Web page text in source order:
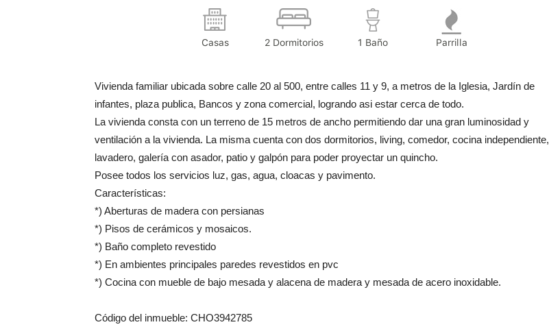
Casas 2 Dormitorios 1 Baño Parrilla
Vivienda familiar ubicada sobre calle 20 al 500, entre calles 11 y 9, a metros de la Iglesia, Jardín de
infantes, plaza publica, Bancos y zona comercial, logrando asi estar cerca de todo.
La vivienda consta con un terreno de 15 metros de ancho permitiendo dar una gran luminosidad y
ventilación a la vivienda. La misma cuenta con dos dormitorios, living, comedor, cocina independiente,
lavadero, galería con asador, patio y galpón para poder proyectar un quincho.
Posee todos los servicios luz, gas, agua, cloacas y pavimento.
Características:
*) Aberturas de madera con persianas
*) Pisos de cerámicos y mosaicos.
*) Baño completo revestido
*) En ambientes principales paredes revestidos en pvc
*) Cocina con mueble de bajo mesada y alacena de madera y mesada de acero inoxidable.
Código del inmueble: CHO3942785